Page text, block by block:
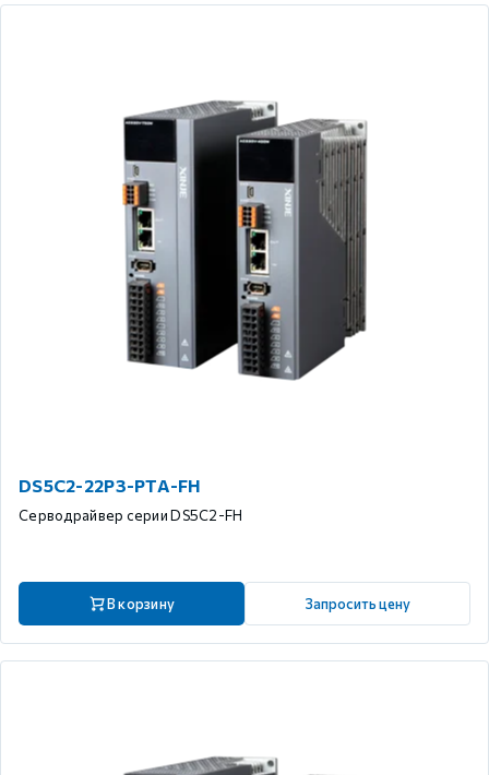
DS5C2-22P3-PTA-FH
Серводрайвер серии DS5C2-FH
В корзину Запросить цену